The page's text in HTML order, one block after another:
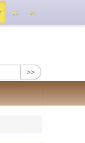
>>
es en
!